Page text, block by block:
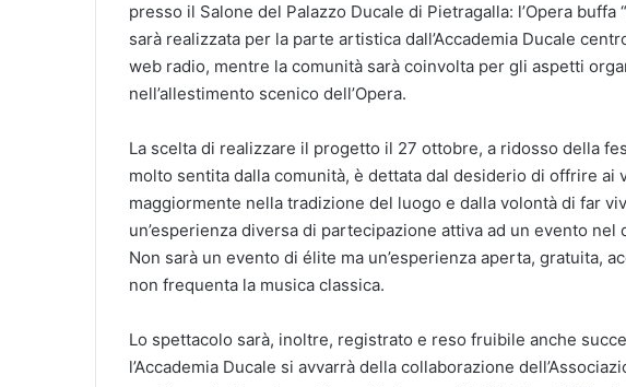
presso il Salone del Palazzo Ducale di Pietragalla: l’Opera buffa
sarà realizzata per la parte artistica dall’Accademia Ducale
web radio, mentre la comunità sarà coinvolta per gli aspetti
nell’allestimento scenico dell’Opera.
La scelta di realizzare il progetto il 27 ottobre, a ridosso della
molto sentita dalla comunità, è dettata dal desiderio di offrire
maggiormente nella tradizione del luogo e dalla volontà di far
un’esperienza diversa di partecipazione attiva ad un evento
Non sarà un evento di élite ma un’esperienza aperta, gratuita,
non frequenta la musica classica.
Lo spettacolo sarà, inoltre, registrato e reso fruibile anche
l’Accademia Ducale si avvarrà della collaborazione